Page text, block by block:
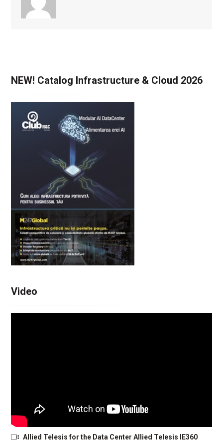
NEW! Catalog Infrastructure & Cloud 2026
Video
Allied Telesis for the Data Center Allied Telesis IE360